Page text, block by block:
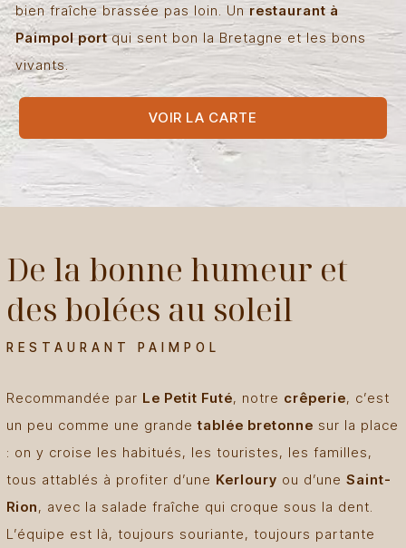
bien fraîche brassée pas loin. Un restaurant à
Paimpol portqui sent bon la Bretagne et les bons
vivants.
VOIR LA CARTE
De la bonne humeur et
des bolées au soleil
RESTAURANT PAIMPOL
Recommandée par Le Petit Futé, notre crêperie, c’est
un peu comme une grandetablée bretonne sur la place
: on y croise les habitués, les touristes, les familles,
tous attablés à profiter d’une Kerloury ou d’une Saint-
Rion, avec la salade fraîche qui croque sous la dent.
L’équipe est là, toujours souriante, toujours partante